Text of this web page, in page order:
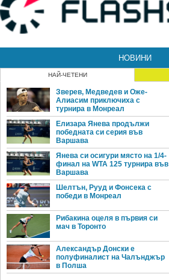
НОВИНИ
НАЙ-ЧЕТЕНИ
Зверев, Медведев и Оже-
Алиасим приключиха с
турнира в Монреал
Елизара Янева продължи
победната си серия във
Варшава
Янева си осигури място на 1/4-
финал на WTA 125 турнира във
Варшава
Шелтън, Рууд и Фонсека с
победи в Монреал
Рибакина оцеля в първия си
мач в Торонто
Александър Донски е
полуфиналист на Чалънджър
в Полша